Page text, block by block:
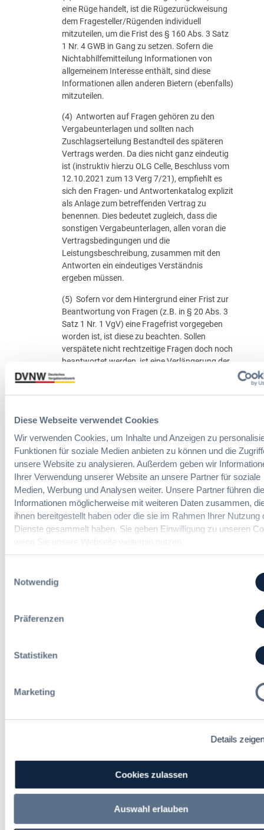
Diese Webseite verwendet Cookies
Wir verwenden Cookies, um Inhalte und Anzeigen zu
Funktionen für soziale Medien anbieten zu können und die
unsere Website zu analysieren. Außerdem geben wir
Ihrer Verwendung unserer Website an unsere Partner für soziale
Medien, Werbung und Analysen weiter. Unsere Partner führen
Informationen möglicherweise mit weiteren Daten zusammen,
ihnen bereitgestellt haben oder die sie im Rahmen Ihrer Nutzung
Dienste gesammelt haben. Sie geben Einwilligung zu unseren
Notwendig
Präferenzen
Statistiken
Marketing
Details
Cookies zulassen
Auswahl erlauben
eine Rüge handelt, ist die Rügezurückweisung
dem Fragesteller/Rügenden individuell
mitzuteilen, um die Frist des § 160 Abs. 3 Satz
1 Nr. 4 GWB in Gang zu setzen. Sofern die
Nichtabhilfemitteilung Informationen von
allgemeinem Interesse enthält, sind diese
Informationen allen anderen Bietern (ebenfalls)
mitzuteilen.
(4) Antworten auf Fragen gehören zu den
Vergabeunterlagen und sollten nach
Zuschlagserteilung Bestandteil des späteren
Vertrags werden. Da dies nicht ganz eindeutig
ist (instruktiv hierzu OLG Celle, Beschluss vom
12.10.2021 zum 13 Verg 7/21), empfiehlt es
sich den Fragen- und Antwortenkatalog explizit
als Anlage zum betreffenden Vertrag zu
benennen. Dies bedeutet zugleich, dass die
sonstigen Vergabeunterlagen, allen voran die
Vertragsbedingungen und die
Leistungsbeschreibung, zusammen mit den
Antworten ein eindeutiges Verständnis
ergeben müssen.
(5) Sofern vor dem Hintergrund einer Frist zur
Beantwortung von Fragen (z.B. in § 20 Abs. 3
Satz 1 Nr. 1 VgV) eine Fragefrist vorgegeben
worden ist, ist diese zu beachten. Sollen
verspätete nicht rechtzeitige Fragen doch noch
beantwortet werden, ist eine Verlängerung der
Teilnahme- bzw. Angebotsfrist in Betracht zu
ziehen bzw. mitunter unumgänglich. Hier
kommt es freilich sehr auf die Umstände des
Identität des Bewerbers / Bieters mit sich
bringt, ist es ratsam, die Frage moderat
umzuformulieren, so dass dem
Geheimwettbewerb Rechnung getragen wird.
Im Einzelfall können Sachverhaltskonstellationen
allerdings dazu führen, dass Abweichungen von den
vorgenannten Grundsätzen gerechtfertigt sind.
anderen Vergabeunterlagen ggf. eine Nachfrage zu
Werden bestimmte Informationen dem Bieter nur
kann unter Berufung auf die hier besprochene
Verfügung zu stellen, ratsam sein.
Peter Michael Probst,